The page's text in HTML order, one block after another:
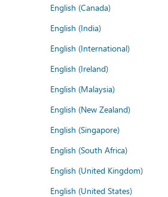
English (Canada)
English (India)
English (International)
English (Ireland)
English (Malaysia)
English (New Zealand)
English (Singapore)
English (South Africa)
English (United Kingdom)
English (United States)